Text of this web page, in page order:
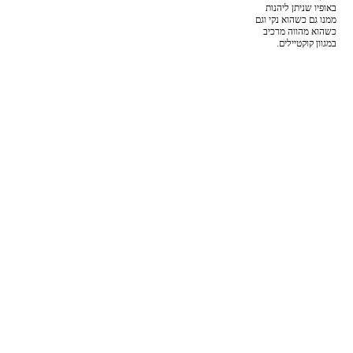
באופיו שניתן ליהנות
ממנו גם כשהוא נקי וגם
כשהוא מהווה מרכיב
במגוון קוקטיילים.